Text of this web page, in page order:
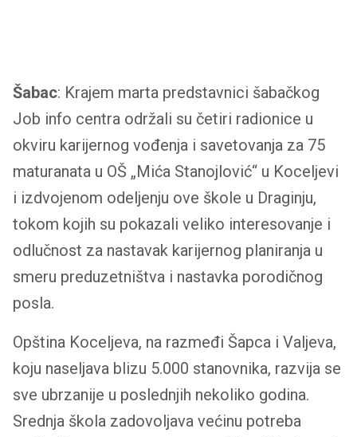
Šabac: Krajem marta predstavnici šabačkog
Job info centra održali su četiri radionice u
okviru karijernog vođenja i savetovanja za 75
maturanata u OŠ „Mića Stanojlović“ u Koceljevi
i izdvojenom odeljenju ove škole u Draginju,
tokom kojih su pokazali veliko interesovanje i
odlučnost za nastavak karijernog planiranja u
smeru preduzetništva i nastavka porodičnog
posla.
Opština Koceljeva, na razmeđi Šapca i Valjeva,
koju naseljava blizu 5.000 stanovnika, razvija se
sve ubrzanije u poslednjih nekoliko godina.
Srednja škola zadovoljava većinu potreba